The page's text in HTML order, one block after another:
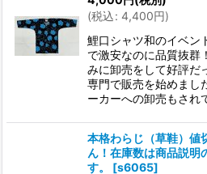
(税込: 4,400円)
鯉口シャツ和のイベン
で激安なのに品質抜群
みに卸売をして好評だ
専門で販売を始めまし
ーカーへの卸売もされ
本格わらじ（草鞋）値
ん！在庫数は商品説明
す。
[s6065]